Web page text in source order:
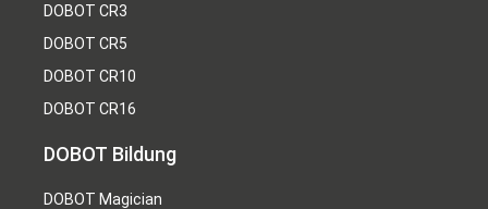
DOBOT CR3
DOBOT CR5
DOBOT CR10
DOBOT CR16
DOBOT Bildung
DOBOT Magician